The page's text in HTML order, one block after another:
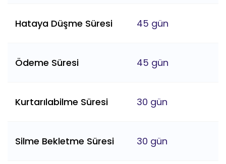
Hataya Düşme Süresi 45 gün
Ödeme Süresi 45 gün
Kurtarılabilme Süresi 30 gün
Silme Bekletme Süresi 30 gün